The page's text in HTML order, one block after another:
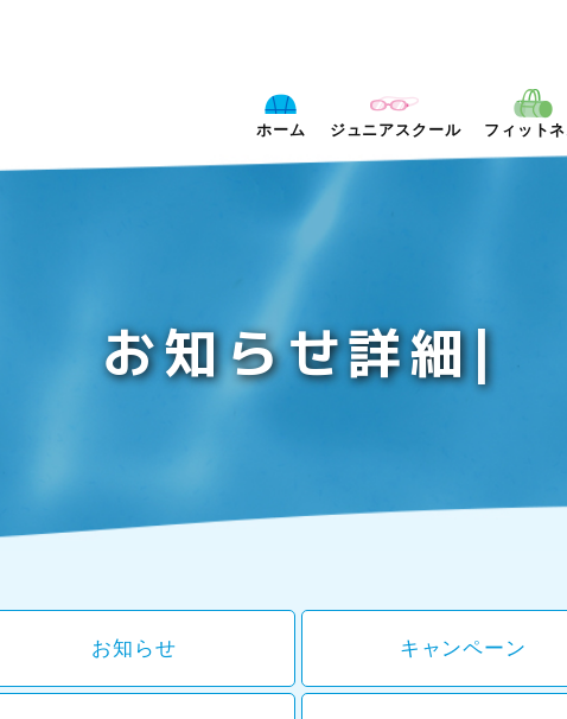
ホーム ジュニアスクール フィットネ
お知らせ詳細
お知らせ キャンペーン